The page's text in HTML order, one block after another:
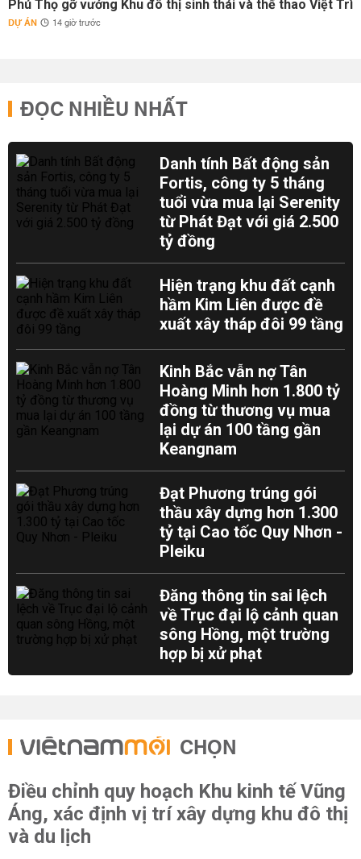
Phú Thọ gỡ vướng Khu đô thị sinh thái và thể thao Việt Trì
DỰ ÁN 14 giờ trước
ĐỌC NHIỀU NHẤT
Danh tính Bất động sản
Fortis, công ty 5 tháng
tuổi vừa mua lại Serenity
từ Phát Đạt với giá 2.500
tỷ đồng
Hiện trạng khu đất cạnh
hầm Kim Liên được đề
xuất xây tháp đôi 99 tầng
Kinh Bắc vẫn nợ Tân
Hoàng Minh hơn 1.800 tỷ
đồng từ thương vụ mua
lại dự án 100 tầng gần
Keangnam
Đạt Phương trúng gói
thầu xây dựng hơn 1.300
tỷ tại Cao tốc Quy Nhơn -
Pleiku
Đăng thông tin sai lệch
về Trục đại lộ cảnh quan
sông Hồng, một trường
hợp bị xử phạt
CHỌN
Điều chỉnh quy hoạch Khu kinh tế Vũng
Áng, xác định vị trí xây dựng khu đô thị
và du lịch